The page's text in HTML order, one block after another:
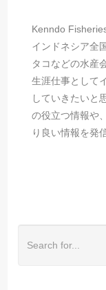
Kenndo
インドネシア全
タコなどの水産
生涯仕事として
していきたいと
の役立つ情報や
り良い情報を発